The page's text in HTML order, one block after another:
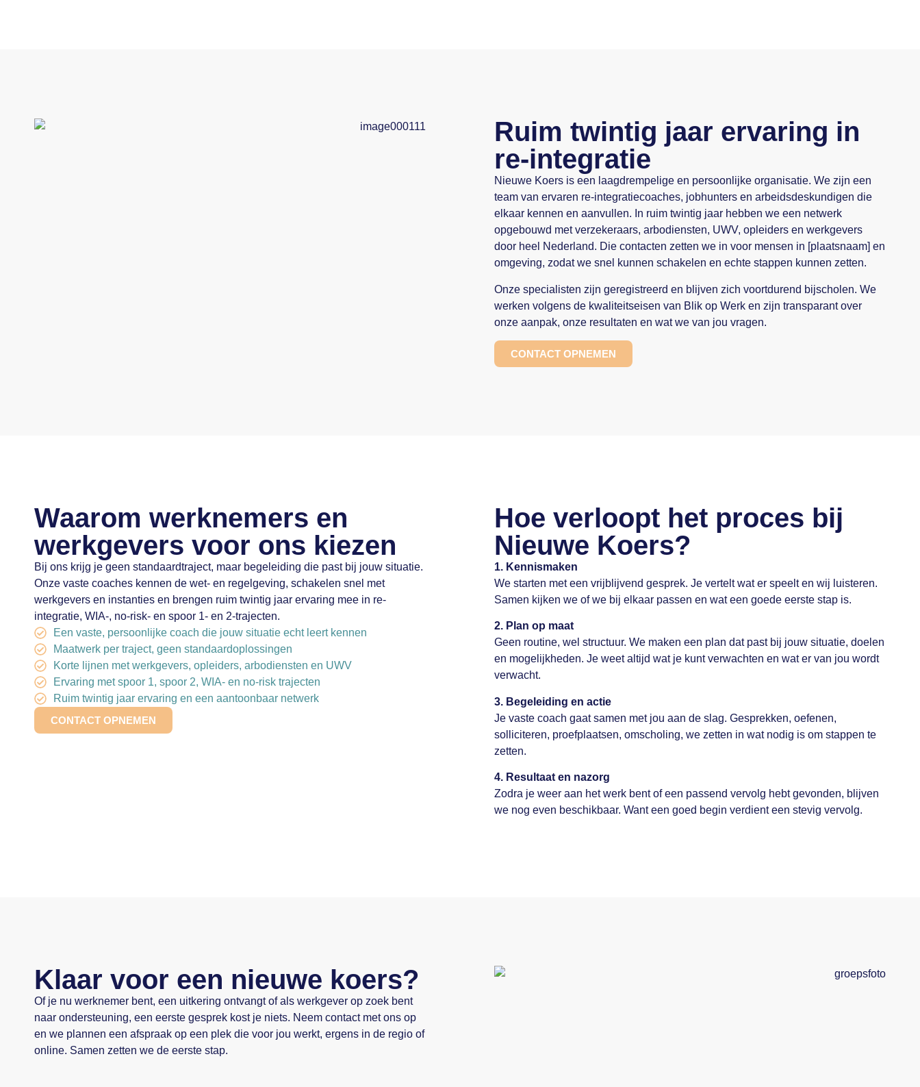
Ruim twintig jaar ervaring in
re-integratie
Nieuwe Koers is een laagdrempelige en persoonlijke organisatie. We zijn een
team van ervaren re-integratiecoaches, jobhunters en arbeidsdeskundigen die
elkaar kennen en aanvullen. In ruim twintig jaar hebben we een netwerk
opgebouwd met verzekeraars, arbodiensten, UWV, opleiders en werkgevers
door heel Nederland. Die contacten zetten we in voor mensen in [plaatsnaam] en
omgeving, zodat we snel kunnen schakelen en echte stappen kunnen zetten.
Onze specialisten zijn geregistreerd en blijven zich voortdurend bijscholen. We
werken volgens de kwaliteitseisen van Blik op Werk en zijn transparant over
onze aanpak, onze resultaten en wat we van jou vragen.
CONTACT OPNEMEN
Waarom werknemers en
werkgevers voor ons kiezen
Bij ons krijg je geen standaardtraject, maar begeleiding die past bij jouw situatie.
Onze vaste coaches kennen de wet- en regelgeving, schakelen snel met
werkgevers en instanties en brengen ruim twintig jaar ervaring mee in re-
integratie, WIA-, no-risk- en spoor 1- en 2-trajecten.
Een vaste, persoonlijke coach die jouw situatie echt leert kennen
Maatwerk per traject, geen standaardoplossingen
Korte lijnen met werkgevers, opleiders, arbodiensten en UWV
Ervaring met spoor 1, spoor 2, WIA- en no-risk trajecten
Ruim twintig jaar ervaring en een aantoonbaar netwerk
CONTACT OPNEMEN
Hoe verloopt het proces bij
Nieuwe Koers?
1. Kennismaken
We starten met een vrijblijvend gesprek. Je vertelt wat er speelt en wij luisteren.
Samen kijken we of we bij elkaar passen en wat een goede eerste stap is.
2. Plan op maat
Geen routine, wel structuur. We maken een plan dat past bij jouw situatie, doelen
en mogelijkheden. Je weet altijd wat je kunt verwachten en wat er van jou wordt
verwacht.
3. Begeleiding en actie
Je vaste coach gaat samen met jou aan de slag. Gesprekken, oefenen,
solliciteren, proefplaatsen, omscholing, we zetten in wat nodig is om stappen te
zetten.
4. Resultaat en nazorg
Zodra je weer aan het werk bent of een passend vervolg hebt gevonden, blijven
we nog even beschikbaar. Want een goed begin verdient een stevig vervolg.
Klaar voor een nieuwe koers?
Of je nu werknemer bent, een uitkering ontvangt of als werkgever op zoek bent
naar ondersteuning, een eerste gesprek kost je niets. Neem contact met ons op
en we plannen een afspraak op een plek die voor jou werkt, ergens in de regio of
online. Samen zetten we de eerste stap.